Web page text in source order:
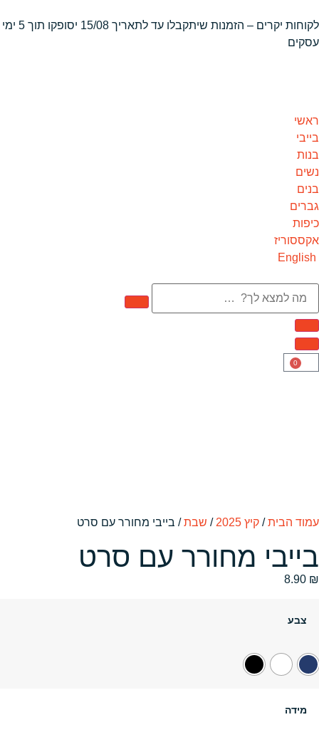
לקוחות יקרים – הזמנות שיתקבלו
עד לתאריך 15/08 יסופקו תוך 5 ימי
עסקים
ראשי
בייבי
בנות
נשים
בנים
גברים
כיפות
אקססוריז
English
0
עמוד הבית/ קיץ 2025 / שבת/ בייבי מחורר עם סרט
בייבי מחורר עם סרט
8.90 ₪
צבע
מידה